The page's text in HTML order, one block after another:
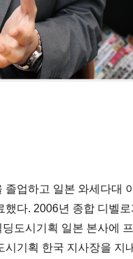
업하고 일본 와세다대
다. 2006년 종합 디벨로
도시기획 일본 본사에
기획 한국 지사장을 지